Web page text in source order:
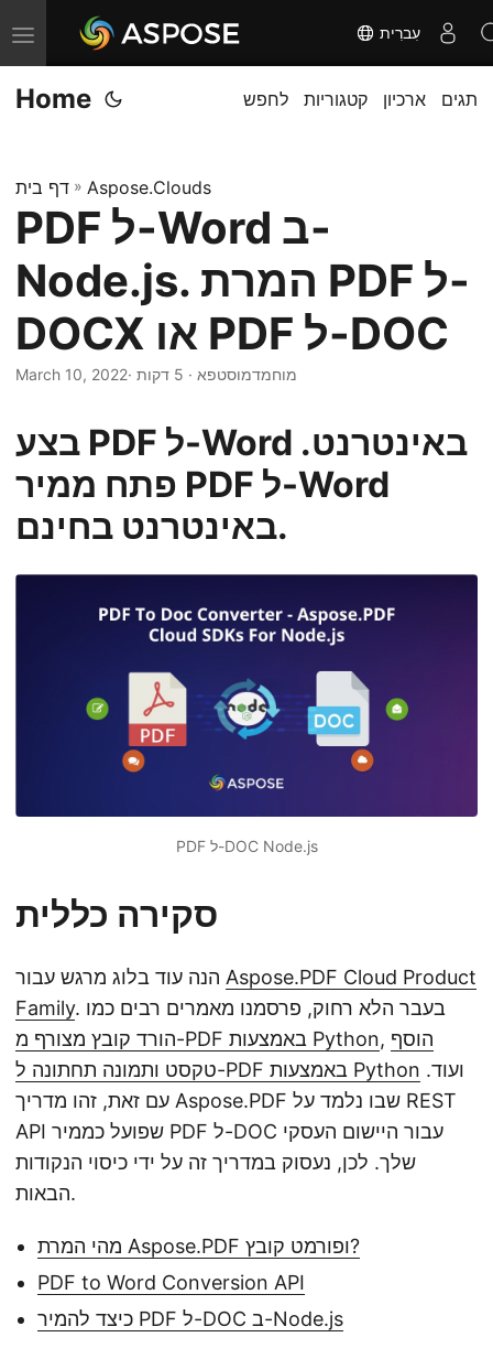
T
o
g
e
n
v
i
g
a
i
n
עִברִית
Home לחפש קטגוריות ארכיון תגים
דף בית » Aspose.Clouds
PDF ל-Word ב-
Node.js. המרת PDF ל-
DOCX או PDF ל-DOC
March 10, 2022 · מוחמדמוסטפא · 5 דקות
בצע PDF ל-Word באינטרנט.
פתח ממיר PDF ל-Word
באינטרנט בחינם.
PDF ל-DOC Node.js
סקירה כללית
Aspose.PDF Cloud Product
Family . בעבר הלא רחוק, פרסמנו מאמרים רבים כמו
הורד קובץ מצורף מ-PDF באמצעות Python, הוסף
טקסט ותמונה תחתונה ל-PDF באמצעות Python
עם זאת, זהו מדריך Aspose.PDF שבו נלמד על REST
API שפועל כממיר PDF ל-DOC עבור היישום העסקי
שלך. לכן, נעסוק במדריך זה על ידי כיסוי הנקודות
הבאות.
מהי המרת Aspose.PDF ופורמט קובץ?
PDF to Word Conversion API
כיצד להמיר PDF ל-DOC ב-Node.js